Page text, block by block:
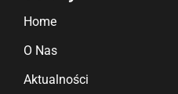
Home
O Nas
Aktualności